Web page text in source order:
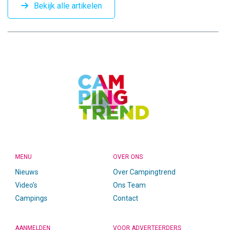
Bekijk alle artikelen
MENU
Nieuws
Video’s
Campings
OVER ONS
Over Campingtrend
Ons Team
Contact
AANMELDEN VOOR ADVERTEERDERS